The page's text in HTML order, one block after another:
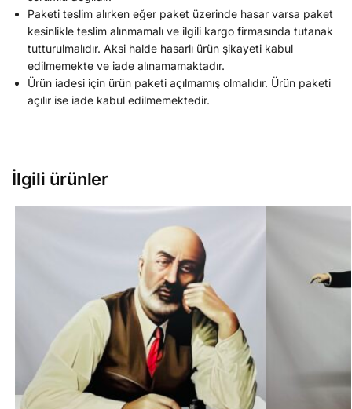
Paketi teslim alırken eğer paket üzerinde hasar varsa paket
kesinlikle teslim alınmamalı ve ilgili kargo firmasında tutanak
tutturulmalıdır. Aksi halde hasarlı ürün şikayeti kabul
edilmemekte ve iade alınamamaktadır.
Ürün iadesi için ürün paketi açılmamış olmalıdır. Ürün paketi
açılır ise iade kabul edilmemektedir.
İlgili ürünler